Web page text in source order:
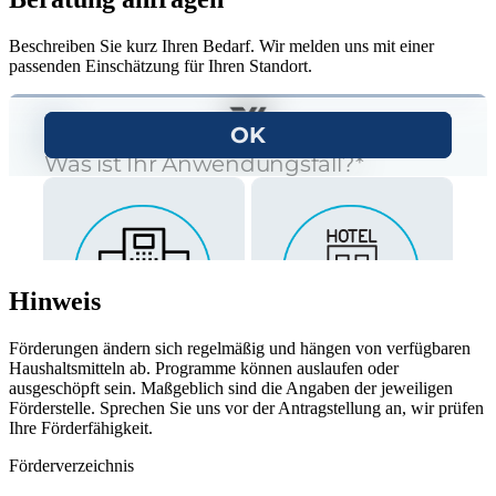
Beschreiben Sie kurz Ihren Bedarf. Wir melden uns mit einer
passenden Einschätzung für Ihren Standort.
Hinweis
Förderungen ändern sich regelmäßig und hängen von verfügbaren
Haushaltsmitteln ab. Programme können auslaufen oder
ausgeschöpft sein. Maßgeblich sind die Angaben der jeweiligen
Förderstelle. Sprechen Sie uns vor der Antragstellung an, wir prüfen
Ihre Förderfähigkeit.
Förderverzeichnis